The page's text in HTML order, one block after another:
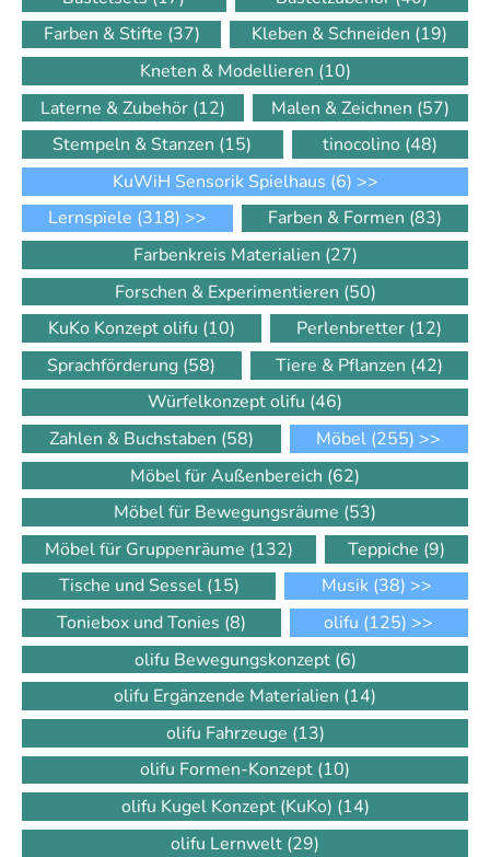
Farben & Stifte (37) Kleben & Schneiden (19)
Kneten & Modellieren (10)
Laterne & Zubehör (12) Malen & Zeichnen (57)
Stempeln & Stanzen (15) tinocolino (48)
KuWiH Sensorik Spielhaus (6) >>
Lernspiele (318) >> Farben & Formen (83)
Farbenkreis Materialien (27)
Forschen & Experimentieren (50)
KuKo Konzept olifu (10) Perlenbretter (12)
Sprachförderung (58) Tiere & Pflanzen (42)
Würfelkonzept olifu (46)
Zahlen & Buchstaben (58) Möbel (255) >>
Möbel für Außenbereich (62)
Möbel für Bewegungsräume (53)
Möbel für Gruppenräume (132) Teppiche (9)
Tische und Sessel (15) Musik (38) >>
Toniebox und Tonies (8) olifu (125) >>
olifu Bewegungskonzept (6)
olifu Ergänzende Materialien (14)
olifu Fahrzeuge (13)
olifu Formen-Konzept (10)
olifu Kugel Konzept (KuKo) (14)
olifu Lernwelt (29)